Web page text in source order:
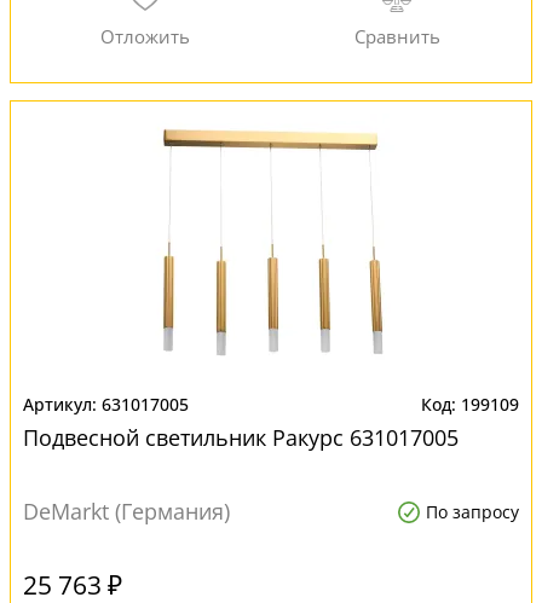
631017005 199109
Подвесной светильник Ракурс 631017005
DeMarkt (Германия) По запросу
25 763 ₽